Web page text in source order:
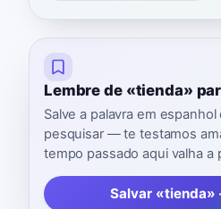
Lembre de «tienda»
Salve a palavra em
pesquisar — te testamos
tempo passado aqui valha a
Salvar